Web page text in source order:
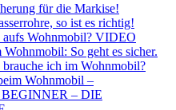
für die Markise!
so ist es richtig!
Wohnmobil? VIDEO
So geht es sicher.
ich im Wohnmobil?
Wohnmobil –
– DIE